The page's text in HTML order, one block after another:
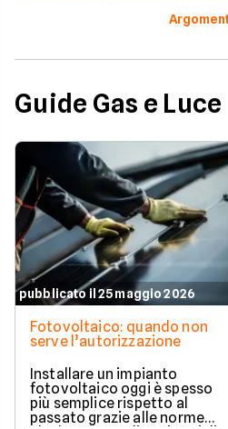
Guide Gas e Luce
pubblicato il 25 maggio 2026
Fotovoltaico: quando non
serve l’autorizzazione
Installare un impianto
fotovoltaico oggi è spesso
più semplice rispetto al
passato grazie alle norme